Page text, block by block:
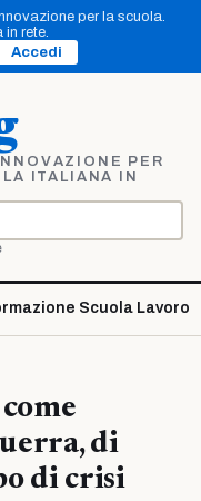
per la scuola.
in rete.
Accedi
PER
ITALIANA IN
Scuola Lavoro
di
di crisi